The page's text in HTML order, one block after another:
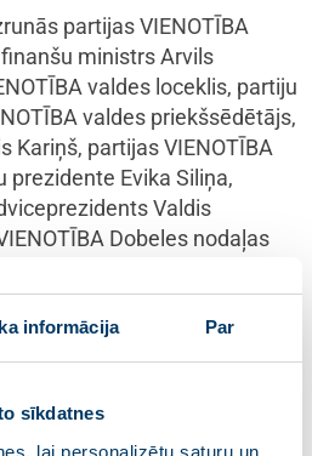
informācija Par
sīkdatnes
lai personalizētu saturu un
partijas VIENOTĪBA
ministrs Arvils
valdes loceklis, partiju
valdes priekšsēdētājs,
Kariņš, partijas VIENOTĪBA
prezidente Evika Siliņa,
Valdis
Dobeles nodaļas
Cēsu nodaļas vadītājs,
domes priekšsēdētāja
izvirzītās
uz Latviju kā nacionālu,